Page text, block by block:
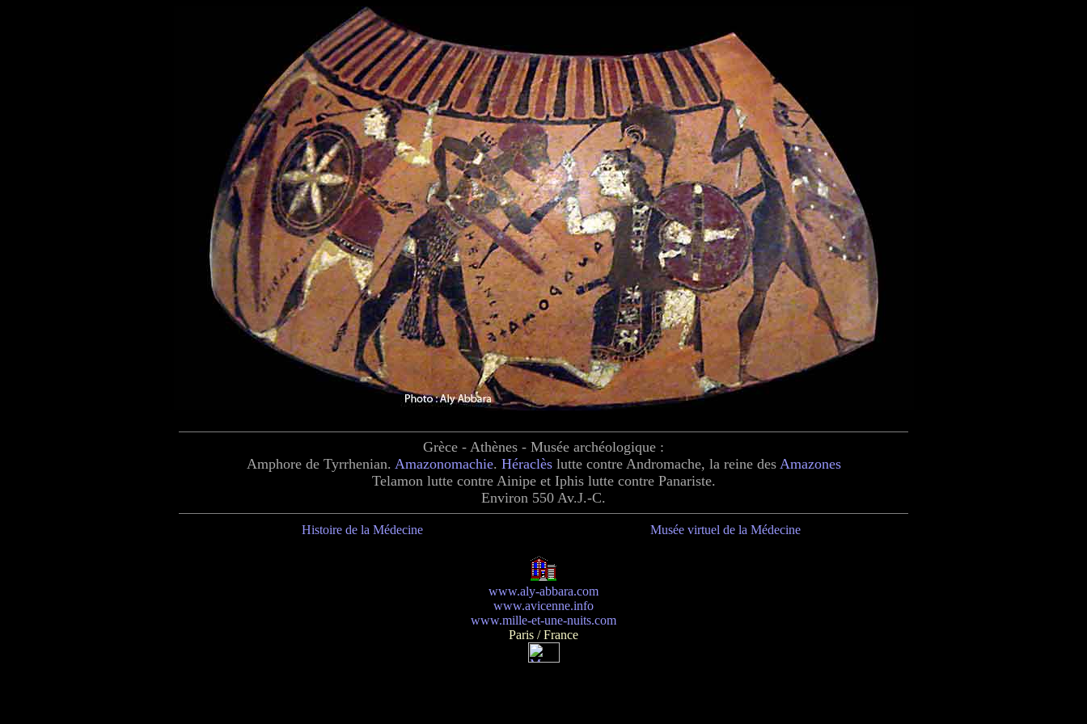
Grèce - Athènes - Musée archéologique :
Amphore de Tyrrhenian. Amazonomachie. Héraclèslutte contre Andromache, la reine des Amazones
Telamon lutte contre Ainipe et Iphis lutte contre Panariste.
Environ 550 Av.J.-C.
Histoire de la Médecine Musée virtuel de la Médecine
www.aly-abbara.com
www.avicenne.info
www.mille-et-une-nuits.com
Paris / France